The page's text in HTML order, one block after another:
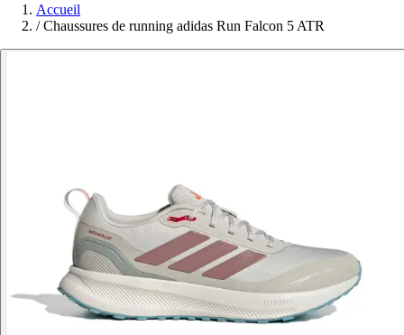
Accueil
/ Chaussures de running adidas Run Falcon 5 ATR